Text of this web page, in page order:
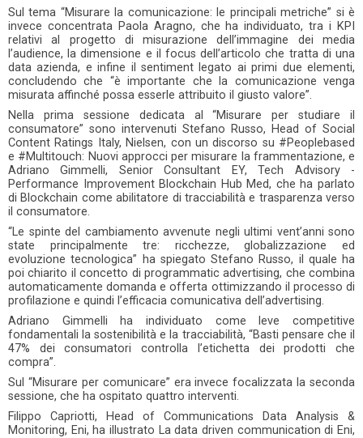
Sul tema “Misurare la comunicazione: le principali metriche” si è
invece concentrata Paola Aragno, che ha individuato, tra i KPI
relativi al progetto di misurazione dell’immagine dei media
l’audience, la dimensione e il focus dell’articolo che tratta di una
data azienda, e infine il sentiment legato ai primi due elementi,
concludendo che “è importante che la comunicazione venga
misurata affinché possa esserle attribuito il giusto valore”.
Nella prima sessione dedicata al “Misurare per studiare il
consumatore” sono intervenuti Stefano Russo, Head of Social
Content Ratings Italy, Nielsen, con un discorso su #Peoplebased
e #Multitouch: Nuovi approcci per misurare la frammentazione, e
Adriano Gimmelli, Senior Consultant EY, Tech Advisory -
Performance Improvement Blockchain Hub Med, che ha parlato
di Blockchain come abilitatore di tracciabilità e trasparenza verso
il consumatore.
“Le spinte del cambiamento avvenute negli ultimi vent’anni sono
state principalmente tre: ricchezze, globalizzazione ed
evoluzione tecnologica” ha spiegato Stefano Russo, il quale ha
poi chiarito il concetto di programmatic advertising, che combina
automaticamente domanda e offerta ottimizzando il processo di
profilazione e quindi l’efficacia comunicativa dell’advertising.
Adriano Gimmelli ha individuato come leve competitive
fondamentali la sostenibilità e la tracciabilità, “Basti pensare che il
47% dei consumatori controlla l’etichetta dei prodotti che
compra”.
Sul “Misurare per comunicare” era invece focalizzata la seconda
sessione, che ha ospitato quattro interventi.
Filippo Capriotti, Head of Communications Data Analysis &
Monitoring, Eni, ha illustrato La data driven communication di Eni,